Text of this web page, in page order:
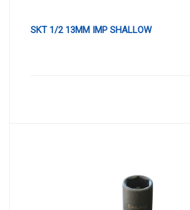
SKT 1/2 13MM IMP SHALLOW